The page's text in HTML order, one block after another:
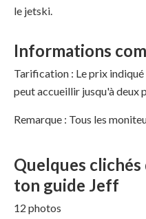
le jetski.
Informations
Tarification : Le prix
peut accueillir jusqu'à deux
Remarque : Tous les
Quelques
ton guide Jeff
12 photos